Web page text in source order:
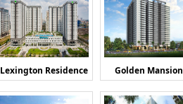
Lexington Residence Golden Mansion